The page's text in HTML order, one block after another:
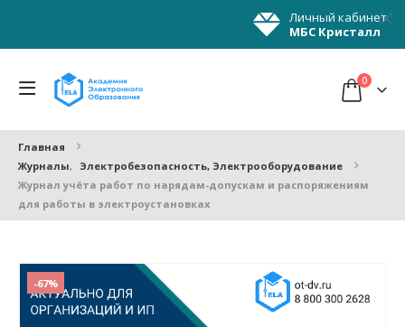
Личный кабинет
МБС Кристалл
0
Главная
Журналы, Электробезопасность, Электрооборудование
Журнал учёта работ по нарядам-допускам и распоряжениям
для работы в электроустановках
-67%